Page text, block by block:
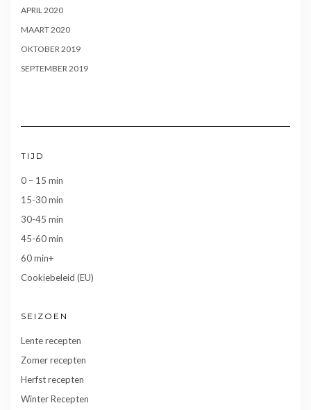
APRIL 2020
MAART 2020
OKTOBER 2019
SEPTEMBER 2019
TIJD
0 – 15 min
15-30 min
30-45 min
45-60 min
60 min+
Cookiebeleid (EU)
SEIZOEN
Lente recepten
Zomer recepten
Herfst recepten
Winter Recepten